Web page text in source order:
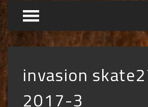
invasion
2017-3